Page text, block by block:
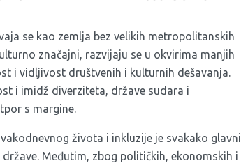
se kao zemlja bez velikih metropolitanskih
značajni, razvijaju se u okvirima manjih
i vidljivost društvenih i kulturnih dešavanja.
i imidž diverziteta, države sudara i
s margine.
života i inkluzije je svakako glavni
Međutim, zbog političkih, ekonomskih i